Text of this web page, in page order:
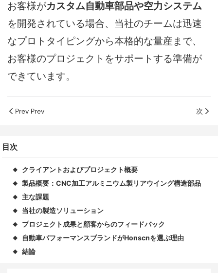
お客様がカスタム自動車部品や空力システム
を開発されている場合、当社のチームは迅速
なプロトタイピングから本格的な量産まで、
お客様のプロジェクトをサポートする準備が
できています。
Prev Prev 次
目次
◆ クライアントおよびプロジェクト概要
◆ 製品概要：CNC加工アルミニウム製リアウイング構造部品
◆ 主な課題
◆ 当社の製造ソリューション
◆ プロジェクト成果と顧客からのフィードバック
◆ 自動車パフォーマンスブランドがHonscnを選ぶ理由
◆ 結論